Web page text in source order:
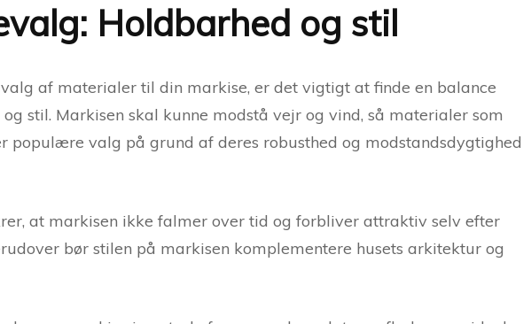
Holdbarhed og stil
af materialer til din markise, er det vigtigt at finde en balance
stil. Markisen skal kunne modstå vejr og vind, så materialer som
populære valg på grund af deres robusthed og modstandsdygtighed
at markisen ikke falmer over tid og forbliver attraktiv selv efter
bør stilen på markisen komplementere husets arkitektur og